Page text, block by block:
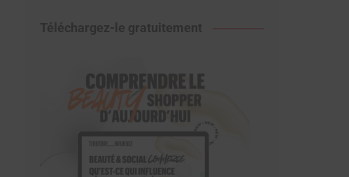
Téléchargez-le gratuitement